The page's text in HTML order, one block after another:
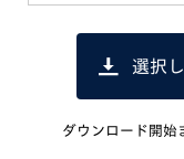
選択
ダウンロード開始